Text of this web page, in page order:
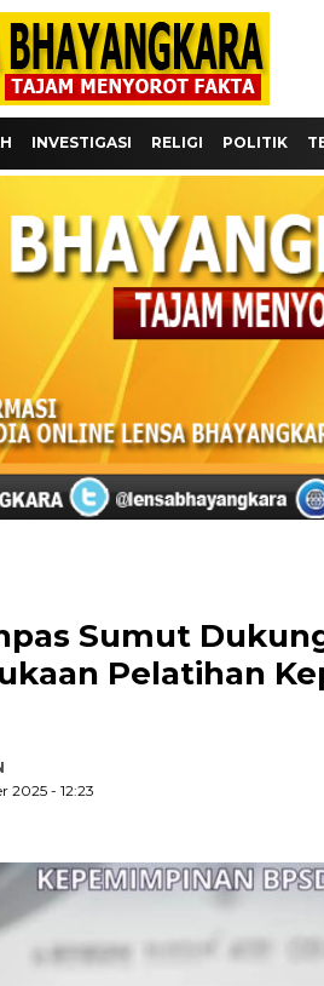
INVESTIGASI RELIGI POLITIK
Sumut
Pelatihan
2025 - 12:23